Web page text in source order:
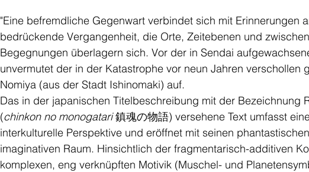
"Eine befremdliche Gegenwart verbindet sich mit Erinnerungen
bedrückende Vergangenheit, die Orte, Zeitebenen und
Begegnungen überlagern sich. Vor der in Sendai
unvermutet der in der Katastrophe vor neun Jahren verschollen
Nomiya (aus der Stadt Ishinomaki) auf.
Das in der japanischen Titelbeschreibung mit der Bezeichnung
(chinkon no monogatari 鎮魂の物語) versehene Text umfasst
interkulturelle Perspektive und eröffnet mit seinen
imaginativen Raum. Hinsichtlich der fragmentarisch-additiven
komplexen, eng verknüpften Motivik (Muschel- und